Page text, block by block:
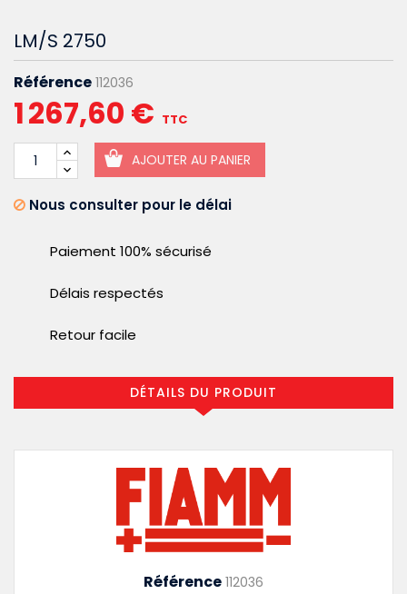
LM/S 2750
Référence 112036
1 267,60 € TTC
AJOUTER AU PANIER
Nous consulter pour le délai
Paiement 100% sécurisé
Délais respectés
Retour facile
DÉTAILS DU PRODUIT
Référence 112036